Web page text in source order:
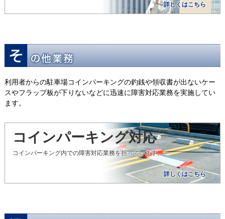
詳しくはこちら
利用者からの駐車場コインパーキングの釣銭や領収書が出ないケー
スやフラップ板が下りないなどに迅速に障害対応業務を実施してい
ます。
コインパーキング対応
コインパーキング内での障害対応業務を担っています。
詳しくはこちら